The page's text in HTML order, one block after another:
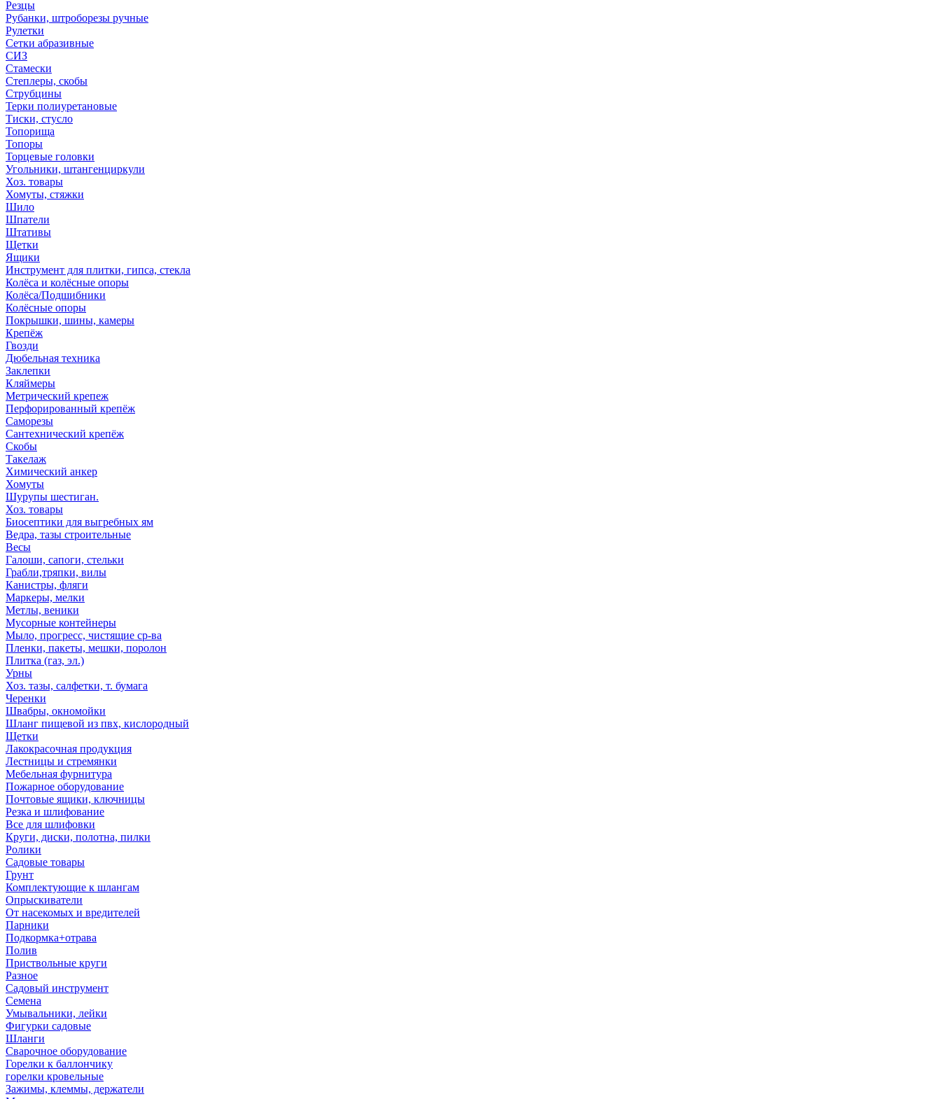
Резцы
Рубанки, штроборезы ручные
Рулетки
Сетки абразивные
СИЗ
Стамески
Степлеры, скобы
Струбцины
Терки полиуретановые
Тиски, стусло
Топорища
Топоры
Торцевые головки
Угольники, штангенциркули
Хоз. товары
Хомуты, стяжки
Шило
Шпатели
Штативы
Щетки
Ящики
Инструмент для плитки, гипса, стекла
Колёса и колёсные опоры
Колёса/Подшибники
Колёсные опоры
Покрышки, шины, камеры
Крепёж
Гвозди
Дюбельная техника
Заклепки
Кляймеры
Метрический крепеж
Перфорированный крепёж
Саморезы
Сантехнический крепёж
Скобы
Такелаж
Химический анкер
Хомуты
Шурупы шестиган.
Хоз. товары
Биосептики для выгребных ям
Ведра, тазы строительные
Весы
Галоши, сапоги, стельки
Грабли,тряпки, вилы
Канистры, фляги
Маркеры, мелки
Метлы, веники
Мусорные контейнеры
Мыло, прогресс, чистящие ср-ва
Пленки, пакеты, мешки, поролон
Плитка (газ, эл.)
Урны
Хоз. тазы, салфетки, т. бумага
Черенки
Швабры, окномойки
Шланг пищевой из пвх, кислородный
Щетки
Лакокрасочная продукция
Лестницы и стремянки
Мебельная фурнитура
Пожарное оборудование
Почтовые ящики, ключницы
Резка и шлифование
Все для шлифовки
Круги, диски, полотна, пилки
Ролики
Садовые товары
Грунт
Комплектующие к шлангам
Опрыскиватели
От насекомых и вредителей
Парники
Подкормка+отрава
Полив
Приствольные круги
Разное
Садовый инструмент
Семена
Умывальники, лейки
Фигурки садовые
Шланги
Сварочное оборудование
Горелки к баллончику
горелки кровельные
Зажимы, клеммы, держатели